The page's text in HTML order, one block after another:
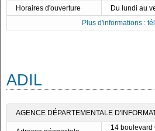
Horaires d'ouverture
Du lundi au
Plus d'informations :
ADIL
AGENCE DÉPARTEMENTALE
14 boulevard